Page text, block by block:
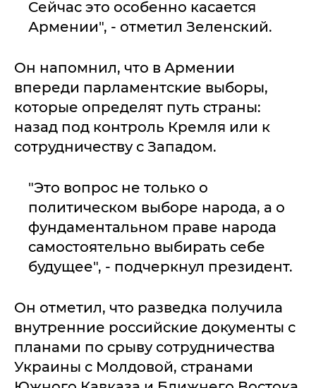
Сейчас это особенно касается
Армении", - отметил Зеленский.
Он напомнил, что в Армении
впереди парламентские выборы,
которые определят путь страны:
назад под контроль Кремля или к
сотрудничеству с Западом.
"Это вопрос не только о
политическом выборе народа, а о
фундаментальном праве народа
самостоятельно выбирать себе
будущее", - подчеркнул президент.
Он отметил, что разведка получила
внутренние российские документы с
планами по срыву сотрудничества
Украины с Молдовой, странами